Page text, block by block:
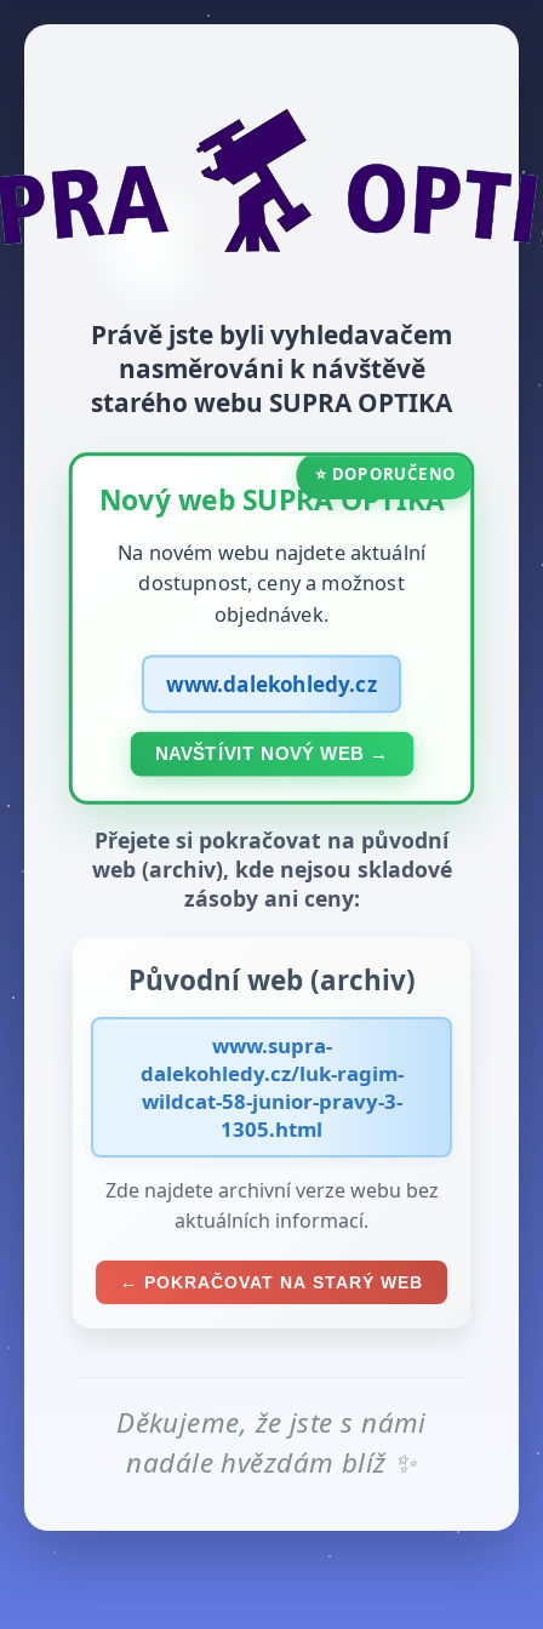
Právě jste byli vyhledavačem
nasměrováni k návštěvě
starého webu SUPRA OPTIKA
⭐ DOPORUČENO
Nový web SUPRA OPTIKA
Na novém webu najdete aktuální
dostupnost, ceny a možnost
objednávek.
www.dalekohledy.cz
NAVŠTÍVIT NOVÝ WEB →
Přejete si pokračovat na původní
web (archiv), kde nejsou skladové
zásoby ani ceny:
Původní web (archiv)
www.supra-
dalekohledy.cz/luk-ragim-
wildcat-58-junior-pravy-3-
1305.html
Zde najdete archivní verze webu bez
aktuálních informací.
← POKRAČOVAT NA STARÝ WEB
Děkujeme, že jste s námi
nadále hvězdám blíž ✨